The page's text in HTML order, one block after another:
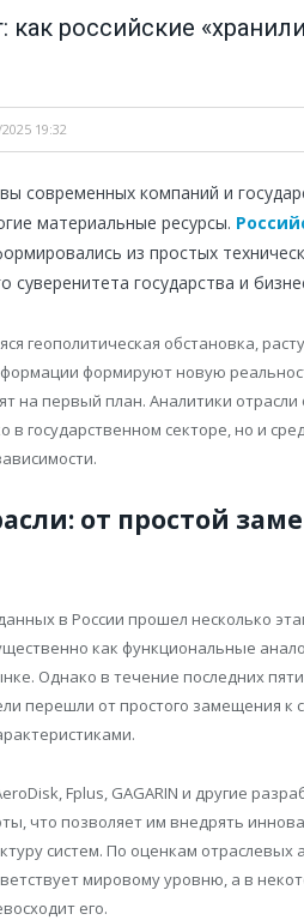
российские
19:32
современных компаний и
материальные ресурсы.
из простых
суверенитета государства и
геополитическая обстановка,
формируют новую
на первый план. Аналитики
в государственном секторе, но и
от простой
в России прошел несколько
как функциональные
Однако в течение последних
перешли от простого замещения
AeroDisk, Fplus, GAGARIN и другие
что позволяет им внедрять
систем. По оценкам
мировому уровню, а в
его.